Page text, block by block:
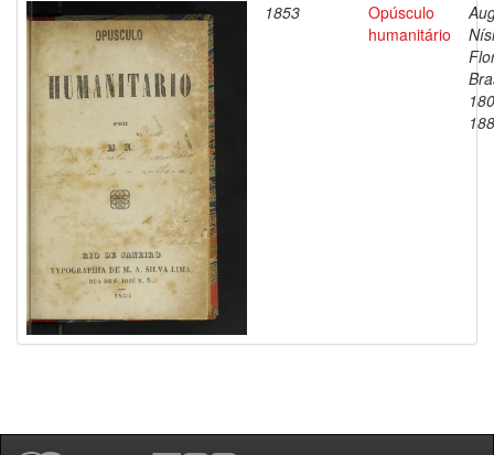
1853
Opúsculo
humanitário